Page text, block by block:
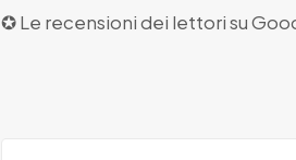
✪ Le recensioni dei lettori su